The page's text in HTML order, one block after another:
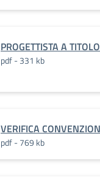
PROGETTISTA A
pdf - 331 kb
VERIFICA
pdf - 769 kb